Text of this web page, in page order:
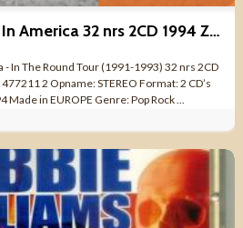
Neil Diamond – Live In America 32 nrs 2CD 1994 ZGAN
In The Round Tour (1991-1993) 32 nrs 2CD
2 Opname: STEREO Format: 2 CD’s
in EUROPE Genre: Pop Rock ...